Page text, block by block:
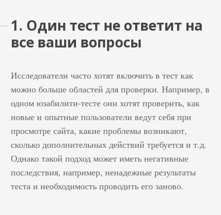
1. Один тест не ответит на
все ваши вопросы
Исследователи часто хотят включить в тест как
можно больше областей для проверки. Например, в
одном юзабилити-тесте они хотят проверить, как
новые и опытные пользователи ведут себя при
просмотре сайта, какие проблемы возникают,
сколько дополнительных действий требуется и т.д.
Однако такой подход может иметь негативные
последствия, например, ненадежные результаты
теста и необходимость проводить его заново.